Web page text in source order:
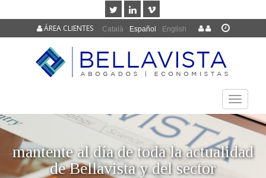
Català Español English
ÁREA CLIENTES
TOGGLE
mantente al día de toda la actualidad
de Bellavista y del sector